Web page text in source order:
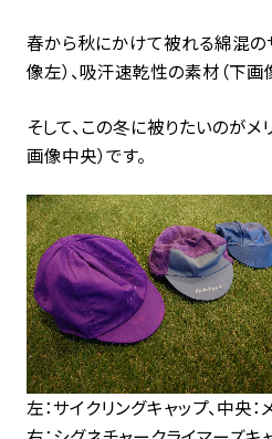
春から秋にかけて被れる綿混の
像左）、吸汗速乾性の素材（下画
そして、この冬に被りたいのがメ
画像中央）です。
左：サイクリングキャップ、中央：